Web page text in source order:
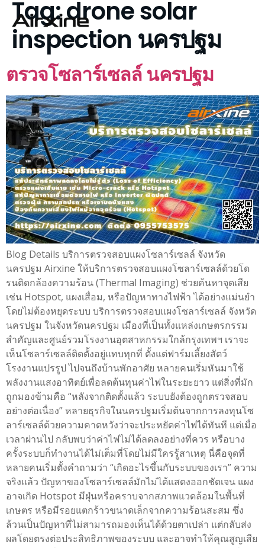
Tag:drone solar
inspection นครปฐม
ตรวจโซลาร์เซลล์ นครปฐม
Blog Details บริการตรวจสอบแผงโซลาร์เซลล์ จังหวัด
นครปฐม Airxine ให้บริการตรวจสอบแผงโซลาร์เซลล์ด้วยโด
รนติดกล้องความร้อน (Thermal Imaging) ช่วยค้นหาจุดเสีย
เช่น Hotspot, แผงเสื่อม, หรือปัญหาทางไฟฟ้า ได้อย่างแม่นยำ
โดยไม่ต้องหยุดระบบ บริการตรวจสอบแผงโซลาร์เซลล์ จังหวัด
นครปฐม ในจังหวัดนครปฐม เมืองที่เป็นทั้งแหล่งเกษตรกรรม
สำคัญและศูนย์รวมโรงงานอุตสาหกรรมใกล้กรุงเทพฯ เราจะ
เห็นโซลาร์เซลล์ติดตั้งอยู่แทบทุกที่ ตั้งแต่ฟาร์มเลี้ยงสัตว์
โรงงานแปรรูป ไปจนถึงบ้านพักอาศัย หลายคนเริ่มหันมาใช้
พลังงานแสงอาทิตย์เพื่อลดต้นทุนค่าไฟในระยะยาว แต่สิ่งที่มัก
ถูกมองข้ามคือ “หลังจากติดตั้งแล้ว ระบบยังต้องถูกตรวจสอบ
อย่างต่อเนื่อง” หลายธุรกิจในนครปฐมเริ่มต้นจากการลงทุนโซ
ลาร์เซลล์ด้วยความคาดหวังว่าจะประหยัดค่าไฟได้ทันที แต่เมื่อ
เวลาผ่านไป กลับพบว่าค่าไฟไม่ได้ลดลงอย่างที่ควร หรือบาง
ครั้งระบบก็ทำงานได้ไม่เต็มที่โดยไม่มีใครรู้สาเหตุ นี่คือจุดที่
หลายคนเริ่มตั้งคำถามว่า “เกิดอะไรขึ้นกับระบบของเรา” ความ
จริงแล้ว ปัญหาของโซลาร์เซลล์มักไม่ได้แสดงออกชัดเจน แผง
อาจเกิด Hotspot มีฝุ่นหรือคราบจากสภาพแวดล้อมในพื้นที่
เกษตร หรือมีรอยแตกร้าวขนาดเล็กจากความร้อนสะสม ซึ่ง
ล้วนเป็นปัญหาที่ไม่สามารถมองเห็นได้ด้วยตาเปล่า แต่กลับส่ง
ผลโดยตรงต่อประสิทธิภาพของระบบ และอาจทำให้คุณสูญเสีย